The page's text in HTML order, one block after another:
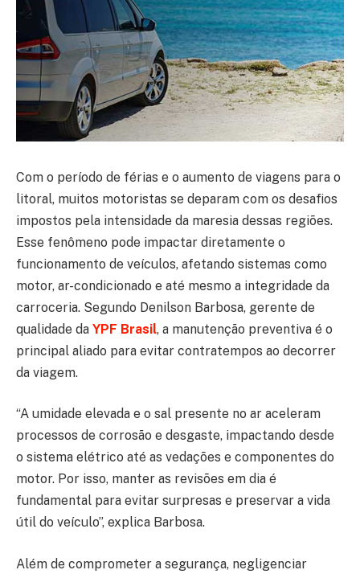
Com o período de férias e o aumento de viagens para o
litoral, muitos motoristas se deparam com os desafios
impostos pela intensidade da maresia dessas regiões.
Esse fenômeno pode impactar diretamente o
funcionamento de veículos, afetando sistemas como
motor, ar-condicionado e até mesmo a integridade da
carroceria. Segundo Denilson Barbosa, gerente de
qualidade da YPF Brasil, a manutenção preventiva é o
principal aliado para evitar contratempos ao decorrer
da viagem.
“A umidade elevada e o sal presente no ar aceleram
processos de corrosão e desgaste, impactando desde
o sistema elétrico até as vedações e componentes do
motor. Por isso, manter as revisões em dia é
fundamental para evitar surpresas e preservar a vida
útil do veículo”, explica Barbosa.
Além de comprometer a segurança, negligenciar